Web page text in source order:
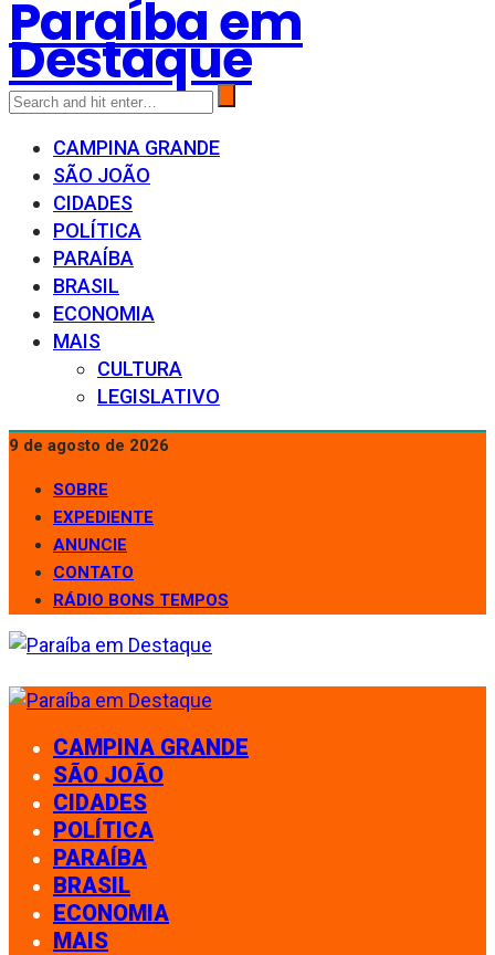
Paraíba em
Destaque
CAMPINA GRANDE
SÃO JOÃO
CIDADES
POLÍTICA
PARAÍBA
BRASIL
ECONOMIA
MAIS
CULTURA
LEGISLATIVO
9 de agosto de 2026
SOBRE
EXPEDIENTE
ANUNCIE
CONTATO
RÁDIO BONS TEMPOS
CAMPINA GRANDE
SÃO JOÃO
CIDADES
POLÍTICA
PARAÍBA
BRASIL
ECONOMIA
MAIS